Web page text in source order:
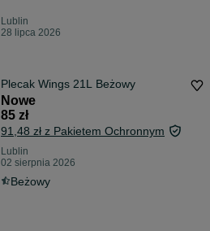
Lublin
28 lipca 2026
Plecak Wings 21L Beżowy
Nowe
85 zł
91,48 zł z Pakietem Ochronnym
Lublin
02 sierpnia 2026
Beżowy